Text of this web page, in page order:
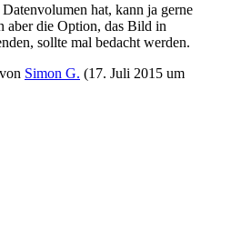
hat, kann ja gerne
aber die Option, das Bild in
sollte mal bedacht werden.
Simon G. (17. Juli 2015 um